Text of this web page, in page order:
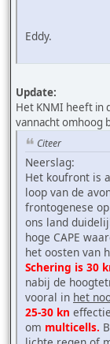
Eddy.
Update:
Het KNMI heeft in
vannacht omhoog
Citeer
Neerslag:
Het koufront is
loop van de
frontogenese
ons land
hoge CAPE
het oosten van
Schering is 30
nabij de
vooral in het
25-30 kn
om multicells.